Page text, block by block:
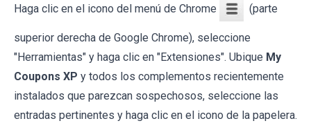
Haga clic en el icono del menú de Chrome (parte
superior derecha de Google Chrome), seleccione
"Herramientas" y haga clic en "Extensiones". Ubique My
Coupons XP y todos los complementos recientemente
instalados que parezcan sospechosos, seleccione las
entradas pertinentes y haga clic en el icono de la papelera.